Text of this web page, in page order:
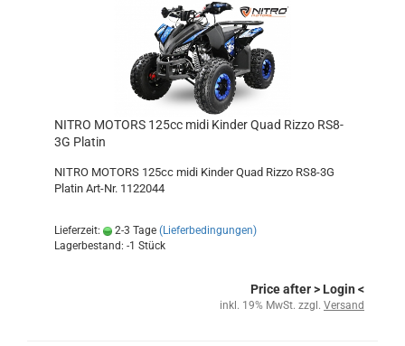
NITRO MOTORS 125cc midi Kinder Quad Rizzo RS8-
3G Platin
NITRO MOTORS 125cc midi Kinder Quad Rizzo RS8-3G
Platin Art-Nr. 1122044
Lieferzeit: 2-3 Tage (Lieferbedingungen)
Lagerbestand: -1 Stück
Price after> Login <
inkl. 19% MwSt. zzgl. Versand